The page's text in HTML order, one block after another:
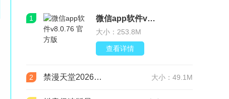
1 微信app软件v8.0.76 官方版
大小：253.8M
查看详情
2 禁漫天堂2026最新版安装包(JMComic3)v2.0.29安卓版 大小：49.1M